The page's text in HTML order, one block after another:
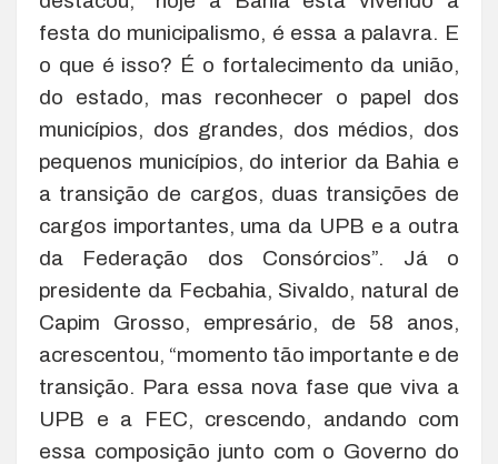
festa do municipalismo, é essa a palavra. E
o que é isso? É o fortalecimento da união,
do estado, mas reconhecer o papel dos
municípios, dos grandes, dos médios, dos
pequenos municípios, do interior da Bahia e
a transição de cargos, duas transições de
cargos importantes, uma da UPB e a outra
da Federação dos Consórcios”. Já o
presidente da Fecbahia, Sivaldo, natural de
Capim Grosso, empresário, de 58 anos,
acrescentou, “momento tão importante e de
transição. Para essa nova fase que viva a
UPB e a FEC, crescendo, andando com
essa composição junto com o Governo do